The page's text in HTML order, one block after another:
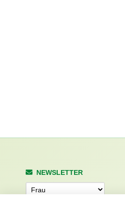
NEWSLETTER
Anrede